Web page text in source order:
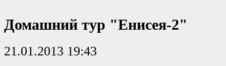
Домашний тур "Енисея-2"
21.01.2013 19:43